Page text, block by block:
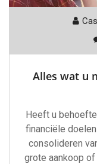
Alles wat u
Heeft u
financiële
consolideren
grote aankoop